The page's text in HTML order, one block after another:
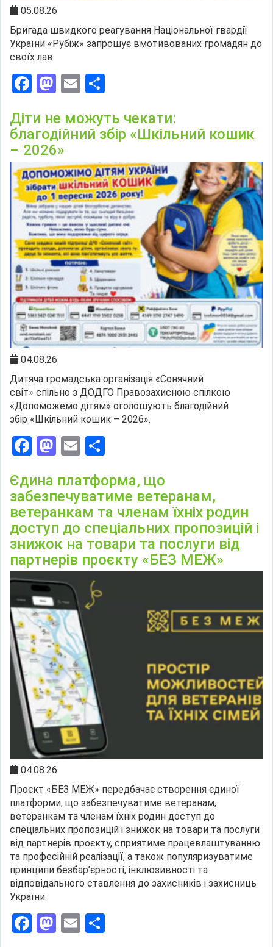
05.08.26
Бригада швидкого реагування Національної гвардії
України «Рубіж» запрошує вмотивованих громадян до
своїх лав
Facebook
Mastodon
Email
Діти не можуть чекати:
благодійний збір «Шкільний кошик
– 2026»
04.08.26
Дитяча громадська організація «Сонячний
світ» спільно з ДОДГО Правозахисною спілкою
«Допоможемо дітям» оголошують благодійний
збір «Шкільний кошик – 2026».
Facebook
Mastodon
Email
Єдина платформа, що
забезпечуватиме ветеранам,
ветеранкам та членам їхніх родин
доступ до спеціальних пропозицій і
знижок на товари та послуги від
партнерів проєкту «БЕЗ МЕЖ»
04.08.26
Проєкт «БЕЗ МЕЖ» передбачає створення єдиної
платформи, що забезпечуватиме ветеранам,
ветеранкам та членам їхніх родин доступ до
спеціальних пропозицій і знижок на товари та послуги
від партнерів проєкту, сприятиме працевлаштуванню
та професійній реалізації, а також популяризуватиме
принципи безбар’єрності, інклюзивності та
відповідального ставлення до захисників і захисниць
України.
Facebook
Mastodon
Email